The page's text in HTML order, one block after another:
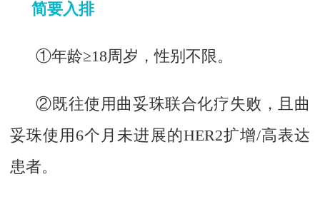
简要入排
①年龄≥18周岁，性别不限。
②既往使用曲妥珠联合化疗失败，且曲
妥珠使用6个月未进展的HER2扩增/高表达
患者。